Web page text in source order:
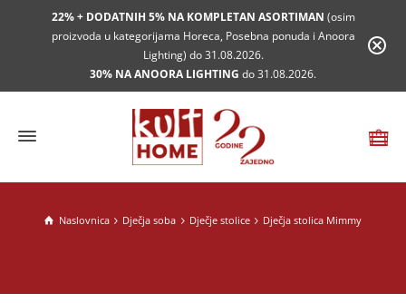
22% + DODATNIH 5% NA KOMPLETAN ASORTIMAN (osim
proizvoda u kategorijama Horeca, Posebna ponuda i Anoora
Lighting) do 31.08.2026.
30% NA ANOORA LIGHTING do 31.08.2026.
Naslovnica Dječja soba Dječje stolice Dječja stolica Mimmy